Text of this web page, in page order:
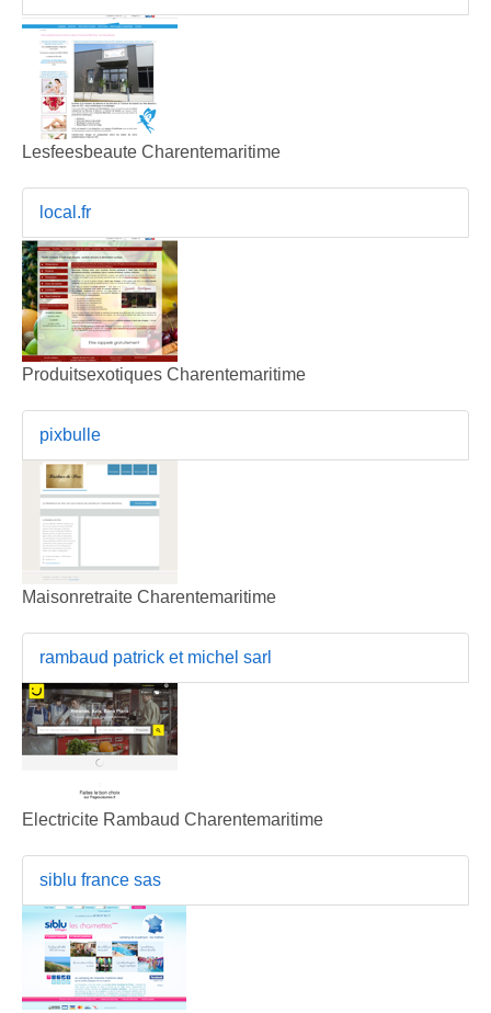
Lesfeesbeaute Charentemaritime
local.fr
Produitsexotiques Charentemaritime
pixbulle
Maisonretraite Charentemaritime
rambaud patrick et michel sarl
Electricite Rambaud Charentemaritime
siblu france sas